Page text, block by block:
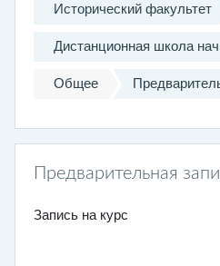
Исторический факультет
Дистанционная школа
Общее
Предварительная
Запись на курс